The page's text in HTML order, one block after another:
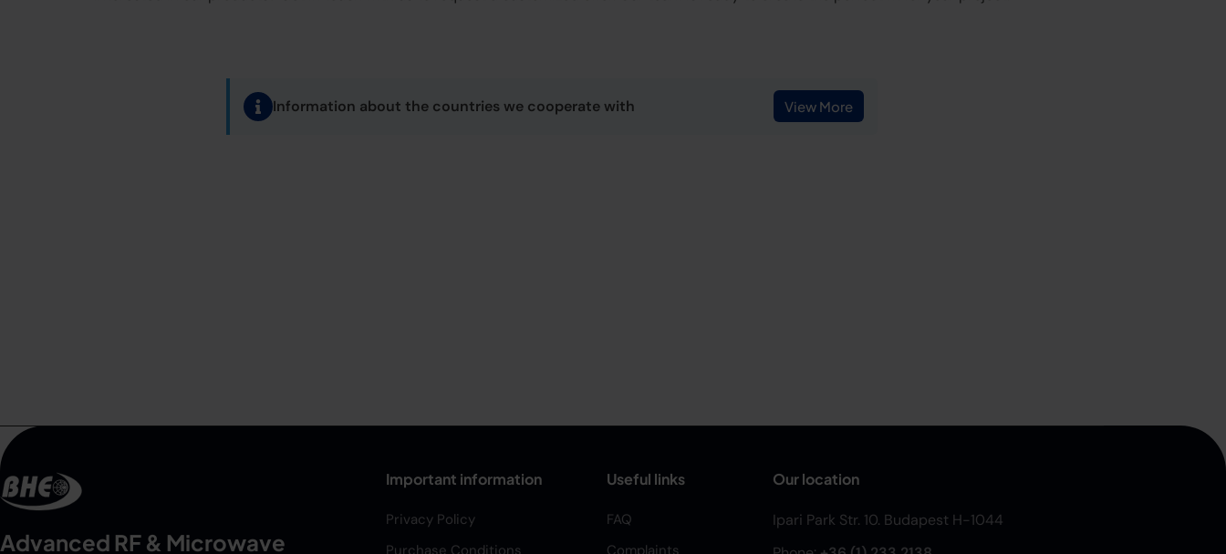
View More
Information about the countries we cooperate with
Advanced RF & Microwave
Important information
Privacy Policy
Useful links
FAQ
Our location
Ipari Park Str. 10. Budapest H-1044